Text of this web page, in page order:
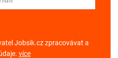
Jobsik.cz zpracovávat a
více